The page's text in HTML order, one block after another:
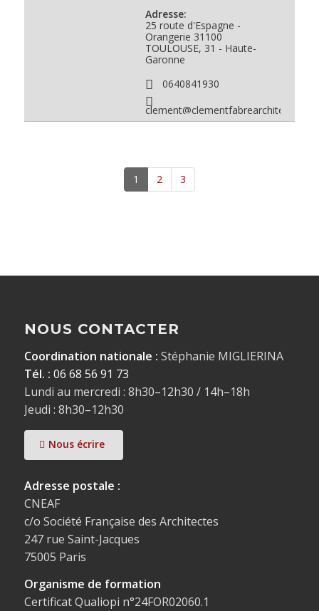
Adresse:
25 route d'Espagne -
Orangerie 31100
TOULOUSE, 31 - Haute-
Garonne
0640841930
1 2 3
NOUS CONTACTER
Coordination nationale : Stéphanie MIGLIERINA
Tél. : 06 68 56 91 73
Lundi au mercredi : 8h30–12h30 / 14h–18h
Jeudi : 8h30–12h30
Nous écrire
Adresse postale :
CNEAF
c/o Société Française des Architectes
247 rue Saint-Jacques
75005 Paris
Organisme de formation
Certificat Qualiopi n°24FOR02060.1